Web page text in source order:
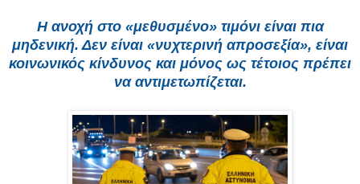
Η ανοχή στο «μεθυσμένο» τιμόνι είναι πια
μηδενική. Δεν είναι «νυχτερινή απροσεξία», είναι
κοινωνικός κίνδυνος και μόνος ως τέτοιος πρέπει
να αντιμετωπίζεται.